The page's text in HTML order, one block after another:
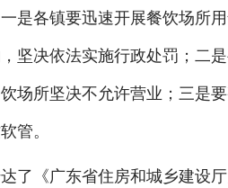
是各镇要迅速开展餐饮场所
坚决依法实施行政处罚；二
场所坚决不允许营业；三是
管。
《广东省住房和城乡建设厅